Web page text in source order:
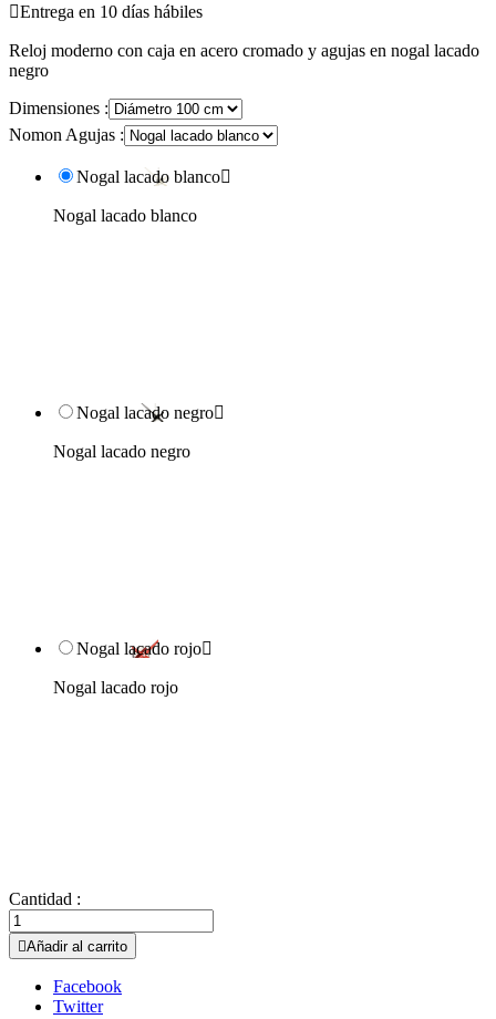
Entrega en 10 días hábiles
Reloj moderno con caja en acero cromado y agujas en nogal lacado
negro
Dimensiones :
Nomon Agujas :
Nogal lacado blanco
Nogal lacado blanco
Nogal lacado negro
Nogal lacado negro
Nogal lacado rojo
Nogal lacado rojo
Cantidad :
Añadir al carrito
Facebook
Twitter